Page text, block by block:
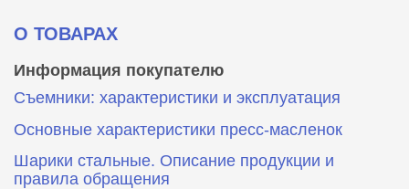
О ТОВАРАХ
Информация покупателю
Съемники: характеристики и эксплуатация
Основные характеристики пресс‑масленок
Шарики стальные. Описание продукции и
правила обращения